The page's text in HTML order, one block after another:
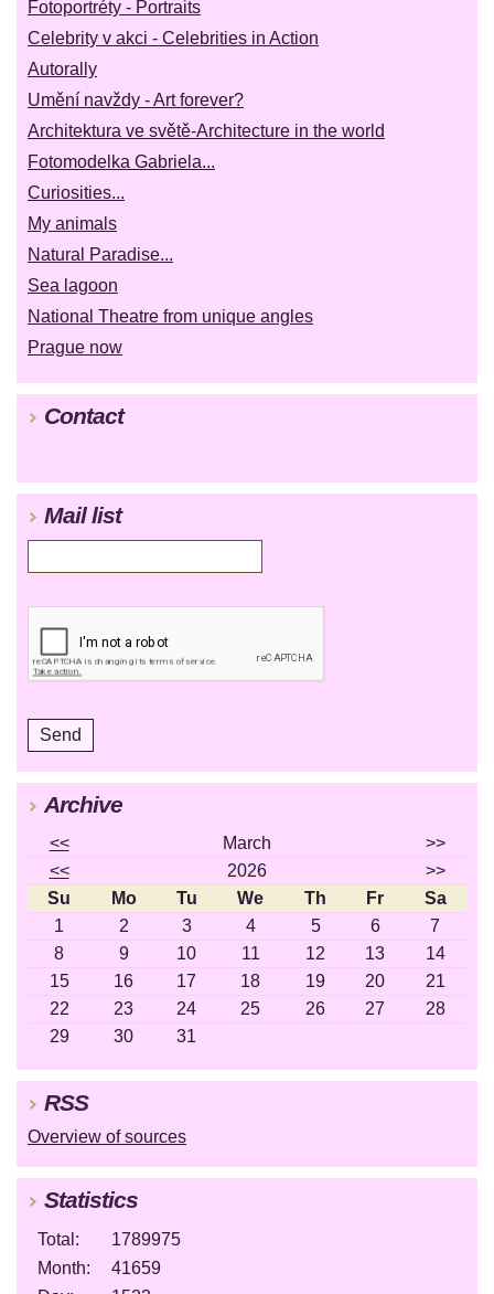
Fotoportréty - Portraits
Celebrity v akci - Celebrities in Action
Autorally
Umění navždy - Art forever?
Architektura ve světě-Architecture in the world
Fotomodelka Gabriela...
Curiosities...
My animals
Natural Paradise...
Sea lagoon
National Theatre from unique angles
Prague now
Contact
Mail list
Archive
<< March
>>
<<
2026
>>
Su
Mo Tu We Th Fr
Sa
1
2 3 4 5 6
7
8
9 10 11 12 13
14
15
16 17 18 19 20
21
22
23 24 25 26 27
28
29
30 31
RSS
Overview of sources
Statistics
Total:
1789975
Month:
41659